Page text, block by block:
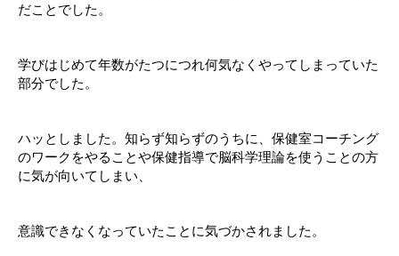
だことでした。
学びはじめて年数がたつにつれ何気なくやってしまっていた
部分でした。
ハッとしました。知らず知らずのうちに、保健室コーチング
のワークをやることや保健指導で脳科学理論を使うことの方
に気が向いてしまい、
意識できなくなっていたことに気づかされました。